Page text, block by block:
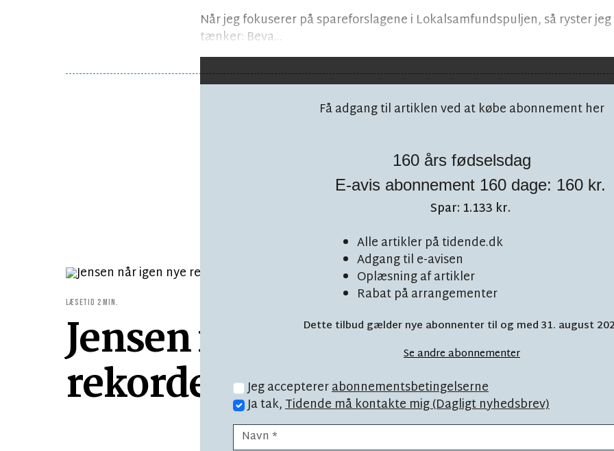
Når jeg fokuserer på spareforslagene i Lokalsamfundspuljen, så ryster
tænker: Beva...
Få adgang til artiklen ved at købe abonnement her
160 års fødselsdag
E-avis abonnement 160 dage: 160 kr.
Spar: 1.133 kr.
Alle artikler på tidende.dk
Adgang til e-avisen
Oplæsning af artikler
Rabat på arrangementer
Dette tilbud gælder nye abonnenter til og med 31. august
Se andre abonnementer
Jeg acceptererabonnementsbetingelserne
Ja tak,Tidende må kontakte mig (Dagligt nyhedsbrev)
Følg debatten på facebook!
LÆSETID 2 MIN.
Jensen når igen nye
rekorder